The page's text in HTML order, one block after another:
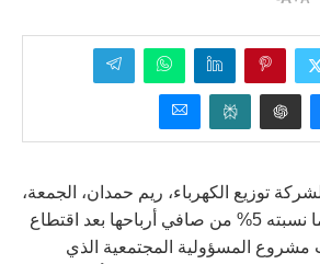
توزيع الكهرباء، ريم حمدان، الجمعة،
إن تخصيص الشركة ما نسبته 5% من صافي أرباحها بعد اقتطاع
مشروع المسؤولية المجتمعية الذي